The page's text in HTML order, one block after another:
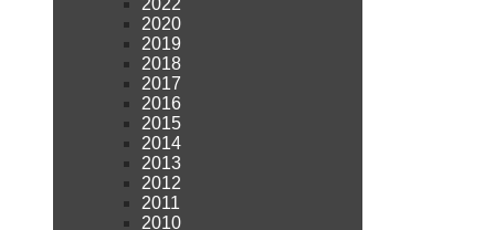
2022
2020
2019
2018
2017
2016
2015
2014
2013
2012
2011
2010